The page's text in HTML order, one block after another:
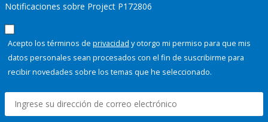
Notificaciones sobre Project P172806
Acepto los términos de privacidad y otorgo mi permiso para que mis
datos personales sean procesados con el fin de suscribirme para
recibir novedades sobre los temas que he seleccionado.